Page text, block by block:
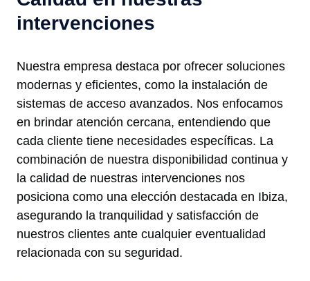
intervenciones
Nuestra empresa destaca por ofrecer soluciones
modernas y eficientes, como la instalación de
sistemas de acceso avanzados. Nos enfocamos
en brindar atención cercana, entendiendo que
cada cliente tiene necesidades específicas. La
combinación de nuestra disponibilidad continua y
la calidad de nuestras intervenciones nos
posiciona como una elección destacada en Ibiza,
asegurando la tranquilidad y satisfacción de
nuestros clientes ante cualquier eventualidad
relacionada con su seguridad.